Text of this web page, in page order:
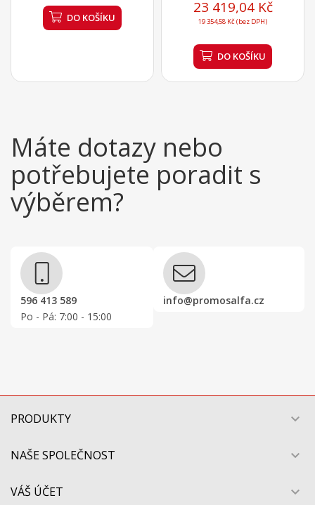
DO KOŠÍKU
23 419,04 Kč
19 354,58 Kč (bez DPH)
DO KOŠÍKU
Máte dotazy nebo
potřebujete poradit s
výběrem?
596 413 589
Po - Pá: 7:00 - 15:00
info@promosalfa.cz
PRODUKTY 
NAŠE SPOLEČNOST 
VÁŠ ÚČET 